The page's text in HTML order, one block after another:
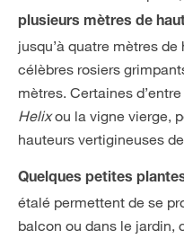
plusieurs mètres de
jusqu’à quatre mètres
célèbres rosiers
mètres. Certaines
Helixou la vigne vierge,
hauteurs vertigineuses
Quelques petites
étalé permettent de se
balcon ou dans le jardin,